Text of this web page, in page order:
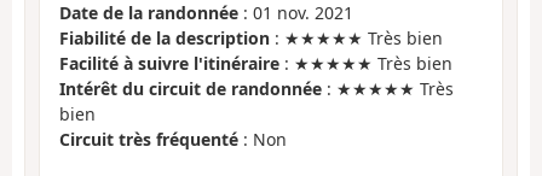
Date de la randonnée : 01 nov. 2021
Fiabilité de la description : ★★★★★ Très bien
Facilité à suivre l'itinéraire : ★★★★★ Très bien
Intérêt du circuit de randonnée : ★★★★★ Très
bien
Circuit très fréquenté : Non